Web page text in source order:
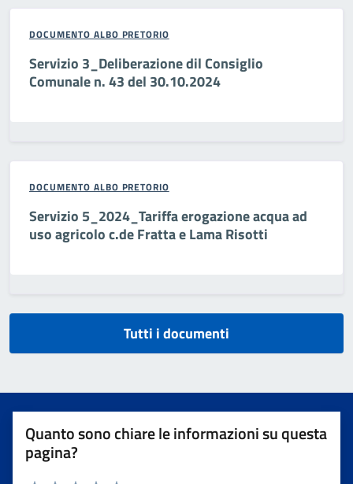
DOCUMENTO ALBO PRETORIO
Servizio 3_Deliberazione dil Consiglio
Comunale n. 43 del 30.10.2024
DOCUMENTO ALBO PRETORIO
Servizio 5_2024_Tariffa erogazione acqua ad
uso agricolo c.de Fratta e Lama Risotti
Tutti i documenti
Quanto sono chiare le informazioni su questa
pagina?